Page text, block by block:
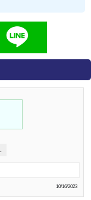
10/16/2023